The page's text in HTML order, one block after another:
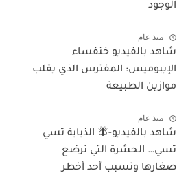
الوجود
منذ عام
شاهد بالفيديو خنفساء
الإيبوميس: المفترس الذي يقلب
موازين الطبيعة
منذ عام
شاهد بالفيديو-🪰 الذبابة تسي
تسي… الحشرة التي ترضع
صغارها وتسبب أحد أخطر